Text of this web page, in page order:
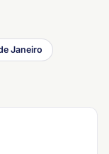
Janeiro